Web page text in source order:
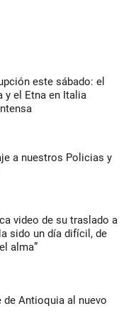
este sábado: el
y el Etna en Italia
a nuestros Policias y
video de su traslado a
sido un día difícil, de
alma”
de Antioquia al nuevo